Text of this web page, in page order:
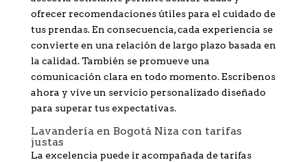
ofrecer recomendaciones útiles para el cuidado de
tus prendas. En consecuencia, cada experiencia se
convierte en una relación de largo plazo basada en
la calidad. También se promueve una
comunicación clara en todo momento. Escríbenos
ahora y vive un servicio personalizado diseñado
para superar tus expectativas.
Lavandería en Bogotá Niza con tarifas
justas
La excelencia puede ir acompañada de tarifas